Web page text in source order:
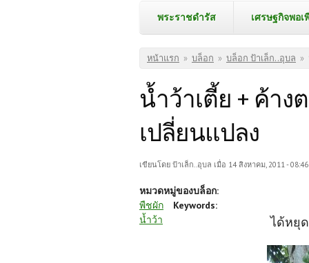
พระราชดำรัส เศรษฐกิจพอเ
คุณอยู่ที่นี่
หน้าแรก » บล็อก » บล็อก ป้าเล็ก..อุบล »
น้ำว้าเตี้ย + ค้า
เปลี่ยนแปลง
เขียนโดย ป้าเล็ก..อุบล เมื่อ 14 สิงหาคม, 2011 - 08:46
หมวดหมู่ของบล็อก:
พืชผัก
Keywords:
น้ำว้า
ได้หยุ